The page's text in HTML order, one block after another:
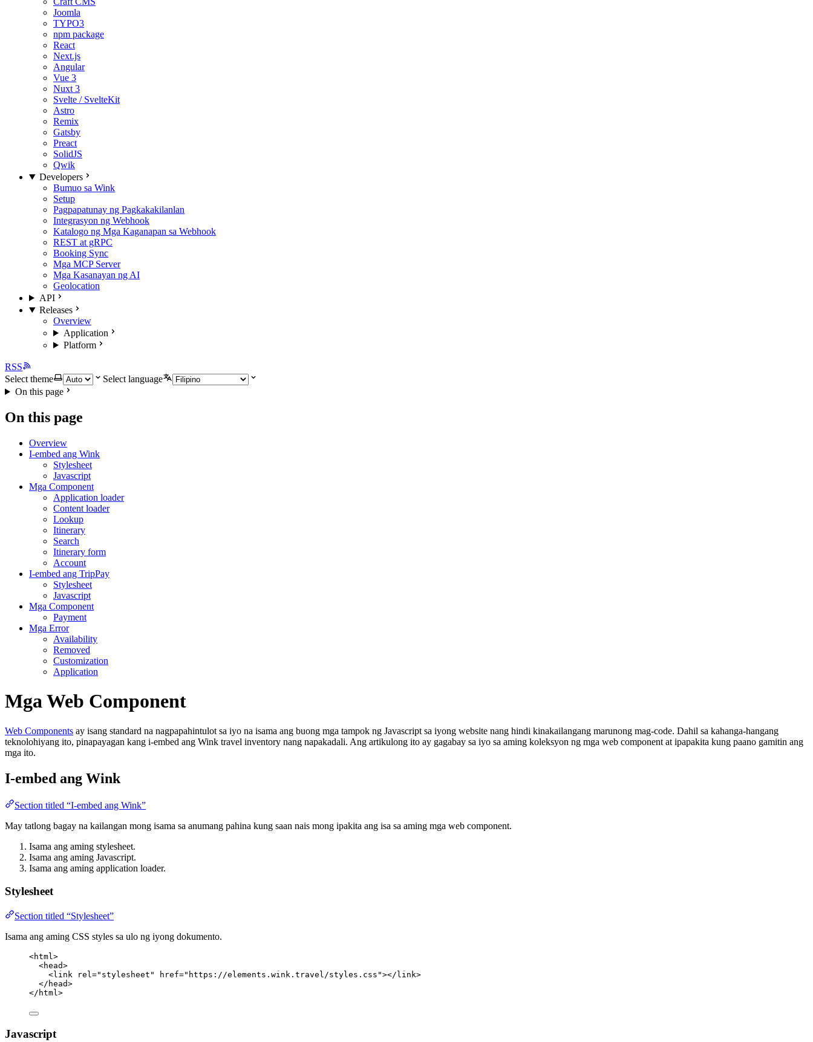
Joomla
TYPO3
npm package
React
Next.js
Angular
Vue 3
Nuxt 3
Svelte / SvelteKit
Astro
Remix
Gatsby
Preact
SolidJS
Qwik
Developers
Bumuo sa Wink
Setup
Pagpapatunay ng Pagkakakilanlan
Integrasyon ng Webhook
Katalogo ng Mga Kaganapan sa Webhook
REST at gRPC
Booking Sync
Mga MCP Server
Mga Kasanayan ng AI
Geolocation
API
Releases
Overview
Application
Platform
RSS
Select theme
Select language
On this page
On this page
Overview
I-embed ang Wink
Stylesheet
Javascript
Mga Component
Application loader
Content loader
Lookup
Itinerary
Search
Itinerary form
Account
I-embed ang TripPay
Stylesheet
Javascript
Mga Component
Payment
Mga Error
Availability
Removed
Customization
Application
Mga Web Component
Web Components ay isang standard na nagpapahintulot sa iyo na isama ang buong mga tampok ng Javascript sa iyong website nang hindi kinakailangang marunong mag-code. Dahil sa kahanga-hangang
teknolohiyang ito, pinapayagan kang i-embed ang Wink travel inventory nang napakadali. Ang artikulong ito ay gagabay sa iyo sa aming koleksyon ng mga web component at ipapakita kung paano gamitin ang
mga ito.
I-embed ang Wink
Section titled “I-embed ang Wink”
May tatlong bagay na kailangan mong isama sa anumang pahina kung saan nais mong ipakita ang isa sa aming mga web component.
Isama ang aming stylesheet.
Isama ang aming Javascript.
Isama ang aming application loader.
Stylesheet
Section titled “Stylesheet”
Isama ang aming CSS styles sa ulo ng iyong dokumento.
<html >
<head>
<link rel =" stylesheet " href=" https://elements.wink.travel/styles.css "></ link>
</ head>
</ html >
Javascript